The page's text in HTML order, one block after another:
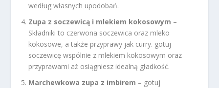
według własnych upodobań.
Zupa z soczewicą i mlekiem kokosowym –
Składniki to czerwona soczewica oraz mleko
kokosowe, a także przyprawy jak curry. gotuj
soczewicę wspólnie z mlekiem kokosowym oraz
przyprawami aż osiągniesz idealną gładkość.
Marchewkowa zupa z imbirem – gotuj